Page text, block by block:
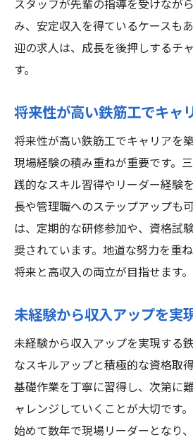
スタッフが先輩の指導を受けなが
み、安定収入を得ているケースも
迎の求人は、成長を後押しするチ
す。
将来性が高い鉄筋工でキャ
将来性が高い鉄筋工でキャリアを
現場経験の積み重ねが重要です。
践的なスキル習得やリーダー経験
長や管理職へのステップアップも
は、定期的な研修参加や、資格試
奨されています。地道な努力を重
将来と高収入の両立が目指せます。
未経験から収入アップを実
未経験から収入アップを実現する
なスキルアップと積極的な資格取
基礎作業を丁寧に習得し、次第に
ャレンジしていくことが大切です
始めて数年で現場リーダーとなり